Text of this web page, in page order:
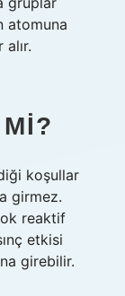
atomuna
koşullar
girmez.
reaktif
etkisi
girebilir.